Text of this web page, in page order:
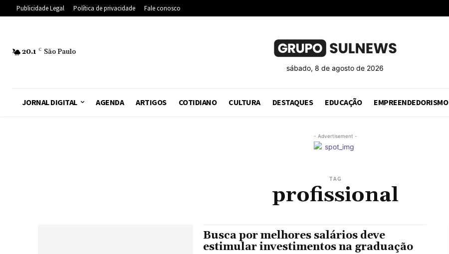
Publicidade Legal Política de privacidade Fale conosco
20.1 C São Paulo
sábado, 8 de agosto de 2026
JORNAL DIGITAL AGENDA ARTIGOS COTIDIANO CULTURA DESTAQUES EDUCAÇÃO EMPREENDEDORISMO
- Advertisement -
TAG
profissional
Busca por melhores salários deve
estimular investimentos na graduação